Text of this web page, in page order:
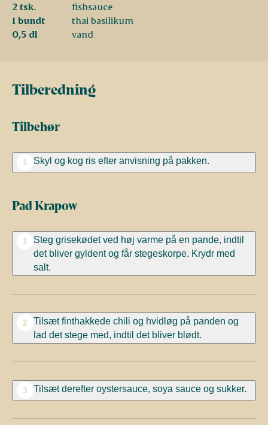
2 tsk.
fishsauce
1 bundt
thai basilikum
0,5 dl
vand
Tilberedning
Tilbehør
1 Skyl og kog ris efter anvisning på pakken.
Pad Krapow
1
Steg grisekødet ved høj varme på en pande, indtil
det bliver gyldent og får stegeskorpe. Krydr med
salt.
2
Tilsæt finthakkede chili og hvidløg på panden og
lad det stege med, indtil det bliver blødt.
3 Tilsæt derefter oystersauce, soya sauce og sukker.